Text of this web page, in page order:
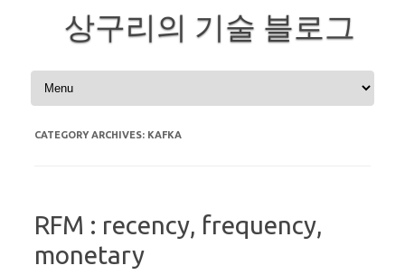
상구리의 기술 블로그
Skip to content
CATEGORY ARCHIVES: KAFKA
RFM : recency, frequency,
monetary